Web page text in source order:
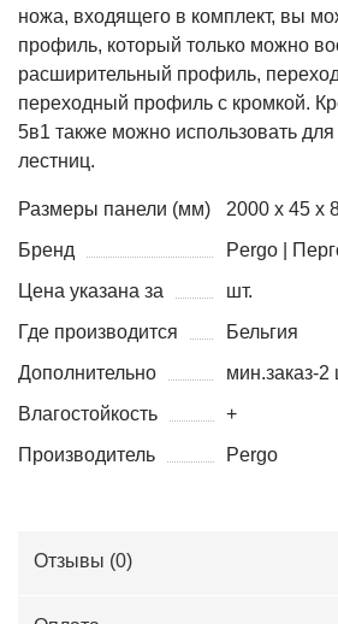
ножа, входящего в комплект, вы
профиль, который только можно
расширительный профиль,
переходный профиль с кромкой.
5в1 также можно использовать для
лестниц.
Размеры панели (мм)
2000 х 45 х
Бренд
Pergo |
Цена указана за
шт.
Где производится
Бельгия
Дополнительно
мин.заказ-2
Влагостойкость
+
Производитель
Pergo
Отзывы (0)